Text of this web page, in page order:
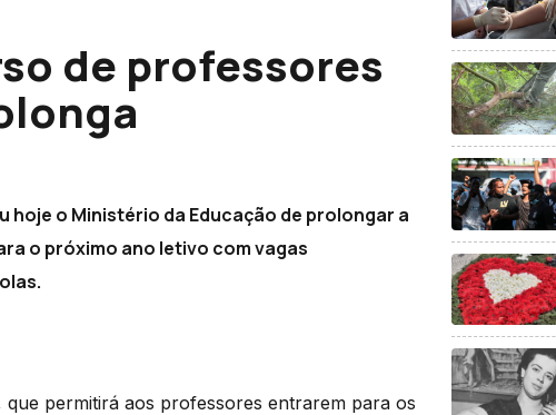
de professores
o Ministério da Educação de prolongar a
o próximo ano letivo com vagas
permitirá aos professores entrarem para os